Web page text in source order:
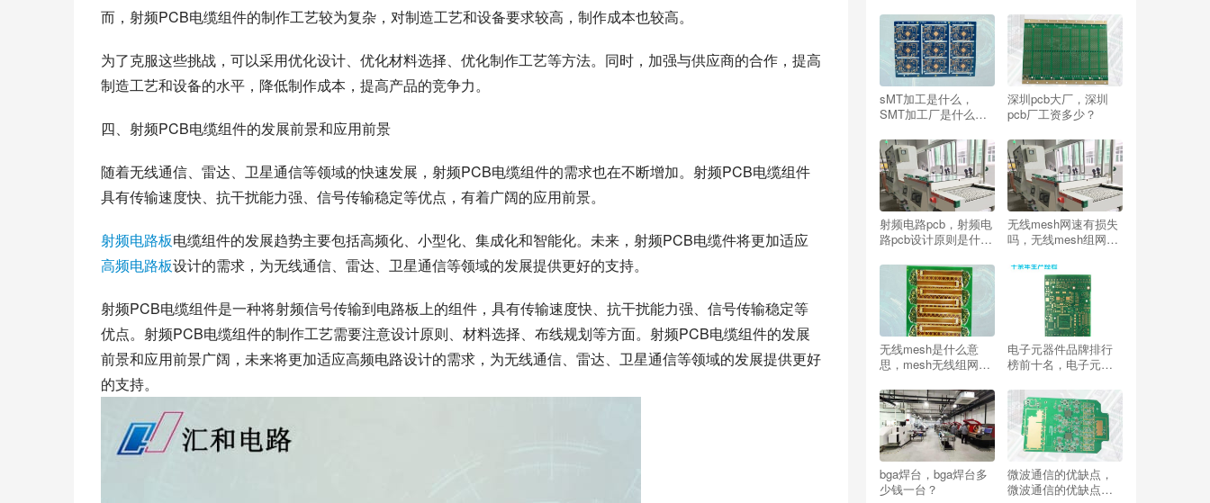
而，射频PCB电缆组件的制作工艺较为复杂，对制造工艺和设备要求较高，制作成本也较高。
为了克服这些挑战，可以采用优化设计、优化材料选择、优化制作工艺等方法。同时，加强与供应商的合作，提高
制造工艺和设备的水平，降低制作成本，提高产品的竞争力。
四、射频PCB电缆组件的发展前景和应用前景
随着无线通信、雷达、卫星通信等领域的快速发展，射频PCB电缆组件的需求也在不断增加。射频PCB电缆组件
具有传输速度快、抗干扰能力强、信号传输稳定等优点，有着广阔的应用前景。
射频电路板电缆组件的发展趋势主要包括高频化、小型化、集成化和智能化。未来，射频PCB电缆件将更加适应
高频电路板设计的需求，为无线通信、雷达、卫星通信等领域的发展提供更好的支持。
射频PCB电缆组件是一种将射频信号传输到电路板上的组件，具有传输速度快、抗干扰能力强、信号传输稳定等
优点。射频PCB电缆组件的制作工艺需要注意设计原则、材料选择、布线规划等方面。射频PCB电缆组件的发展
前景和应用前景广阔，未来将更加适应高频电路设计的需求，为无线通信、雷达、卫星通信等领域的发展提供更好
的支持。
sMT加工是什么，
SMT加工厂是什么意
深圳pcb大厂，深圳
pcb厂工资多少？
射频电路pcb，射频电
路pcb设计原则是什
无线mesh网速有损失
吗，无线mesh组网优
无线mesh是什么意
思，mesh无线组网方
电子元器件品牌排行
榜前十名，电子元器
有哪些？
bga焊台，bga焊台多
少钱一台？
微波通信的优缺点，
微波通信的优缺点有